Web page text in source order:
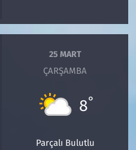
25 MART
ÇARŞAMBA
8°
Parçalı Bulutlu